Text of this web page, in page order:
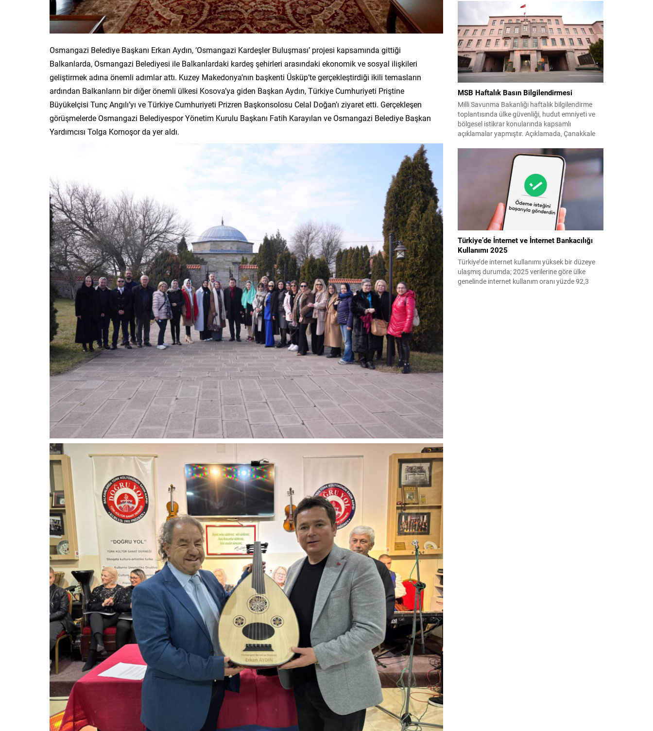
Osmangazi Belediye Başkanı Erkan Aydın, ‘Osmangazi Kardeşler Buluşması’ projesi kapsamında gittiği
Balkanlarda, Osmangazi Belediyesi ile Balkanlardaki kardeş şehirleri arasındaki ekonomik ve sosyal ilişkileri
geliştirmek adına önemli adımlar attı. Kuzey Makedonya’nın başkenti Üsküp’te gerçekleştirdiği ikili temasların
ardından Balkanların bir diğer önemli ülkesi Kosova’ya giden Başkan Aydın, Türkiye Cumhuriyeti Priştine
Büyükelçisi Tunç Angılı’yı ve Türkiye Cumhuriyeti Prizren Başkonsolosu Celal Doğan’ı ziyaret etti. Gerçekleşen
görüşmelerde Osmangazi Belediyespor Yönetim Kurulu Başkanı Fatih Karayılan ve Osmangazi Belediye Başkan
Yardımcısı Tolga Kornoşor da yer aldı.
kültür ve sanat camiasında derin üzüntü yarattı.
Kaybettiklerimizin anısına, yaşamları boyunca
üretip bıraktıkları eserler ve katkılar yeniden
hatırlanıyor; sanat dünyasının hafızasında
kalıcı...
MSB Haftalık Basın Bilgilendirmesi
Milli Savunma Bakanlığı haftalık bilgilendirme
toplantısında ülke güvenliği, hudut emniyeti ve
bölgesel istikrar konularında kapsamlı
açıklamalar yapmıştır. Açıklamada, Çanakkale
ve 1974 harekâtlarına dair şehit ve gaziler
anmaları vurgulanmış; kahraman şehitlerimize
rahmet ve minnet dileği tekrarlanmıştır. Türk
Silahlı Kuvvetleri’nin terörle mücadeledeki
kararlılığı ve hudut güvenliğinde...
Türkiye’de İnternet ve İnternet Bankacılığı
Kullanımı 2025
Türkiye’de internet kullanımı yüksek bir düzeye
ulaşmış durumda; 2025 verilerine göre ülke
genelinde internet kullanım oranı yüzde 92,3